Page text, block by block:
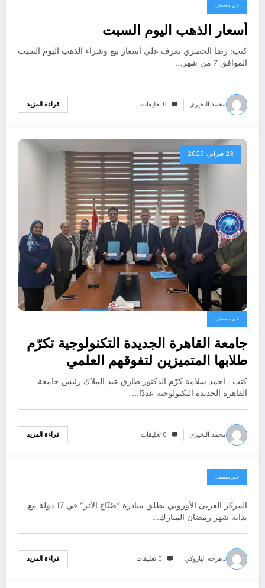
غير مصنف
أسعار الذهب اليوم السبت
كتب: رضا الحصري تعرف علي أسعار بيع وشراء الذهب اليوم السبت
الموافق 7 من شهر…
محمد البحيري 0 تعليقات قراءة المزيد
23 فبراير، 2026
غير مصنف
جامعة القاهرة الجديدة التكنولوجية تكرّم
طلابها المتميزين لتفوقهم العلمي
والرياضي
كتب : احمد سلامة كرّم الدكتور طارق عبد الملاك رئيس جامعة
القاهرة الجديدة التكنولوجية عددًا…
محمد البحيري 0 تعليقات قراءة المزيد
20 فبراير، 2026
غير مصنف
المركز العربي الأوروبي يطلق مبادرة “صُنّاع الأثر” في 17 دولة مع
بداية شهر رمضان المبارك…
د.فرحه الباروكي 0 تعليقات قراءة المزيد